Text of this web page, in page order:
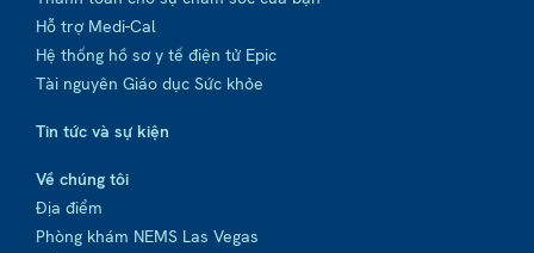
Hỗ trợ Medi-Cal
Hệ thống hồ sơ y tế điện tử Epic
Tài nguyên Giáo dục Sức khỏe
Tin tức và sự kiện
Về chúng tôi
Địa điểm
Phòng khám NEMS Las Vegas